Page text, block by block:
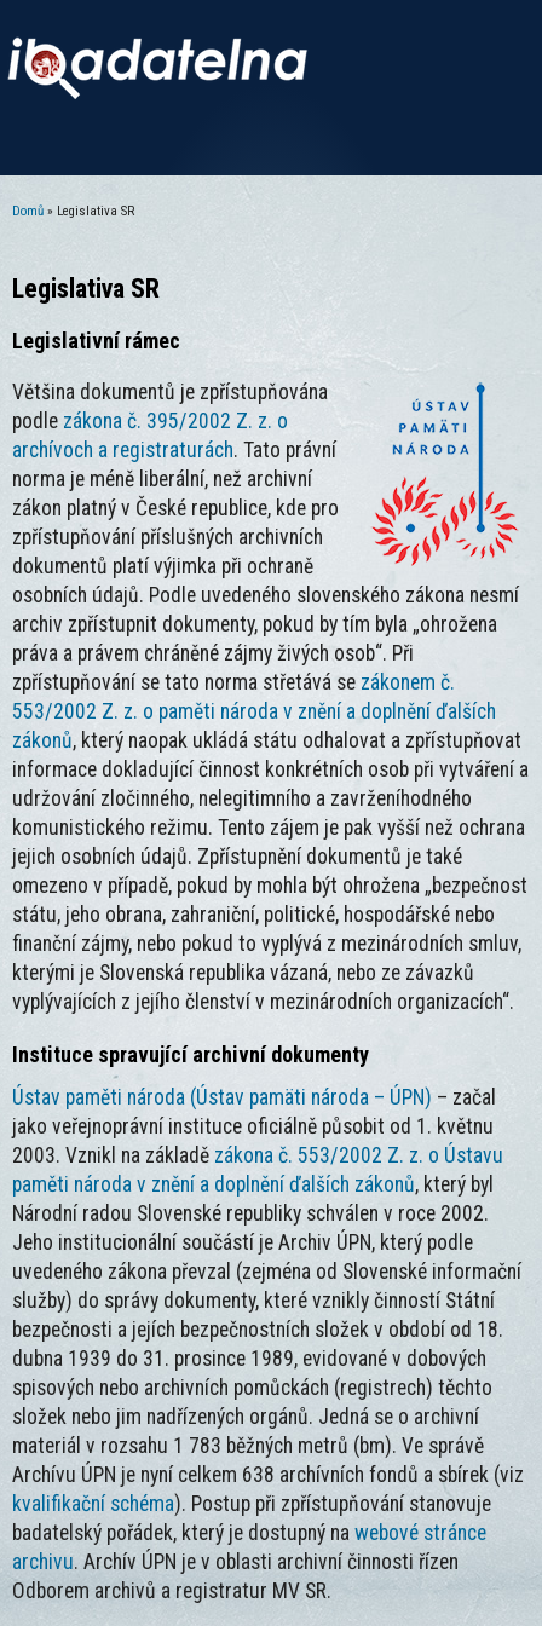
Domů » Legislativa SR
Legislativa SR
Legislativní rámec
Většina dokumentů je zpřístupňována
podle zákona č. 395/2002 Z. z. o
archívoch a registraturách. Tato právní
norma je méně liberální, než archivní
zákon platný v České republice, kde pro
zpřístupňování příslušných archivních
dokumentů platí výjimka při ochraně
osobních údajů. Podle uvedeného slovenského zákona nesmí
archiv zpřístupnit dokumenty, pokud by tím byla „ohrožena
práva a právem chráněné zájmy živých osob“. Při
zpřístupňování se tato norma střetává se zákonem č.
553/2002 Z. z. o paměti národa v znění a doplnění ďalších
zákonů, který naopak ukládá státu odhalovat a zpřístupňovat
informace dokladující činnost konkrétních osob při vytváření a
udržování zločinného, nelegitimního a zavrženíhodného
komunistického režimu. Tento zájem je pak vyšší než ochrana
jejich osobních údajů. Zpřístupnění dokumentů je také
omezeno v případě, pokud by mohla být ohrožena „bezpečnost
státu, jeho obrana, zahraniční, politické, hospodářské nebo
finanční zájmy, nebo pokud to vyplývá z mezinárodních smluv,
kterými je Slovenská republika vázaná, nebo ze závazků
vyplývajících z jejího členství v mezinárodních organizacích“.
Instituce spravující archivní dokumenty
Ústav paměti národa (Ústav pamäti národa – ÚPN) – začal
jako veřejnoprávní instituce oficiálně působit od 1. květnu
2003. Vznikl na základě zákona č. 553/2002 Z. z. o Ústavu
paměti národa v znění a doplnění ďalších zákonů, který byl
Národní radou Slovenské republiky schválen v roce 2002.
Jeho institucionální součástí je Archiv ÚPN, který podle
uvedeného zákona převzal (zejména od Slovenské informační
služby) do správy dokumenty, které vznikly činností Státní
bezpečnosti a jejích bezpečnostních složek v období od 18.
dubna 1939 do 31. prosince 1989, evidované v dobových
spisových nebo archivních pomůckách (registrech) těchto
složek nebo jim nadřízených orgánů. Jedná se o archivní
materiál v rozsahu 1 783 běžných metrů (bm). Ve správě
Archívu ÚPN je nyní celkem 638 archívních fondů a sbírek (viz
kvalifikační schéma). Postup při zpřístupňování stanovuje
badatelský pořádek, který je dostupný na webové stránce
archivu. Archív ÚPN je v oblasti archivní činnosti řízen
Odborem archivů a registratur MV SR.